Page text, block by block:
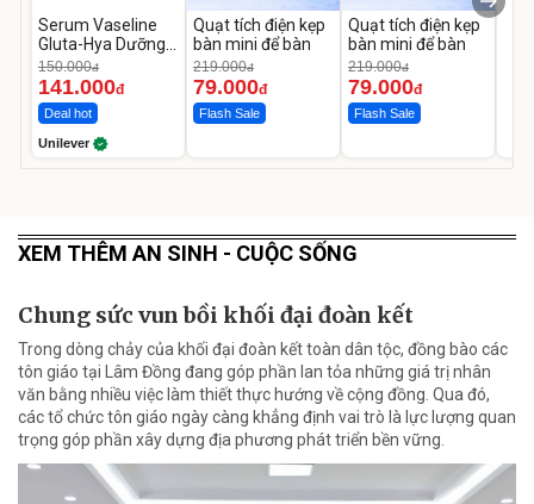
Serum Vaseline
Gluta-Hya Dưỡng
Da Sáng Mịn Sau 7
Ngày
150.000đ
141.000đ
Deal hot
Unilever
Quạt tích điện kẹp
bàn mini để bàn
219.000đ
79.000đ
Flash Sale
Quạt tích điện kẹp
bàn mini để bàn
219.000đ
79.000đ
Flash Sale
XEM THÊM AN SINH - CUỘC SỐNG
Chung sức vun bồi khối đại đoàn kết
Trong dòng chảy của khối đại đoàn kết toàn dân tộc, đồng bào các
tôn giáo tại Lâm Đồng đang góp phần lan tỏa những giá trị nhân
văn bằng nhiều việc làm thiết thực hướng về cộng đồng. Qua đó,
các tổ chức tôn giáo ngày càng khẳng định vai trò là lực lượng quan
trọng góp phần xây dựng địa phương phát triển bền vững.